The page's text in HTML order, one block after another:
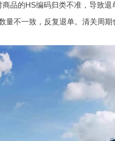
商品的HS编码归类不准，导致
量不一致，反复退单。清关周